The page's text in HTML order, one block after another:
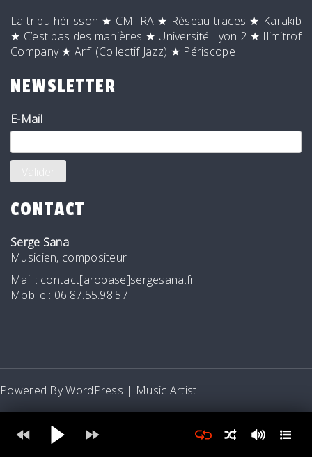
La tribu hérisson ★ CMTRA ★ Réseau traces ★ Karakib
★ C’est pas des manières ★ Université Lyon 2 ★ Ilimitrof
Company★Arfi (Collectif Jazz) ★ Périscope
NEWSLETTER
E-Mail
CONTACT
Serge Sana
Musicien, compositeur
Mail : contact[arobase]sergesana.fr
Mobile : 06.87.55.98.57
Powered By WordPress | Music Artist